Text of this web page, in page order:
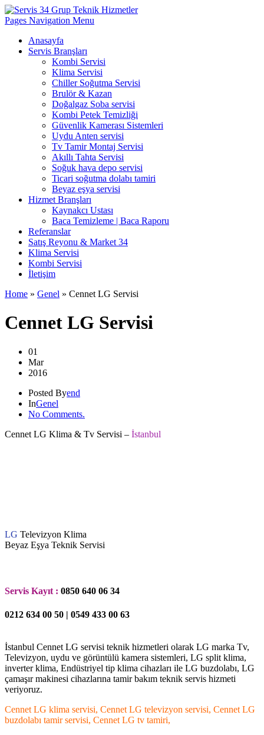
Pages Navigation Menu
Anasayfa
Servis Branşları
Kombi Servisi
Klima Servisi
Chiller Soğutma Servisi
Brulör & Kazan
Doğalgaz Soba servisi
Kombi Petek Temizliği
Güvenlik Kamerası Sistemleri
Uydu Anten servisi
Tv Tamir Montaj Servisi
Akıllı Tahta Servisi
Soğuk hava depo servisi
Ticari soğutma dolabı tamiri
Beyaz eşya servisi
Hizmet Branşları
Kaynakcı Ustası
Baca Temizleme | Baca Raporu
Referanslar
Satış Reyonu & Market 34
Klima Servisi
Kombi Servisi
İletişim
Home » Genel » Cennet LG Servisi
Cennet LG Servisi
01
Mar
2016
Posted Byend
InGenel
No Comments.
Cennet LG Klima & Tv Servisi – İstanbul
LG Televizyon Klima
Beyaz Eşya Teknik Servisi
Servis Kayıt : 0850 640 06 34
0212 634 00 50 | 0549 433 00 63
İstanbul Cennet LG servisi teknik hizmetleri olarak LG marka Tv,
Televizyon, uydu ve görüntülü kamera sistemleri, LG split klima,
inverter klima, Endüstriyel tip klima cihazları ile LG buzdolabı, LG
çamaşır makinesi cihazlarına tamir bakım teknik servis hizmeti
veriyoruz.
Cennet LG klima servisi, Cennet LG televizyon servisi, Cennet LG
buzdolabı tamir servisi, Cennet LG tv tamiri,